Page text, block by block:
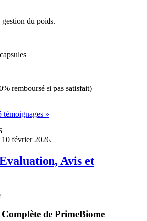
du poids.
remboursé si pas satisfait)
Avis et
de PrimeBiome